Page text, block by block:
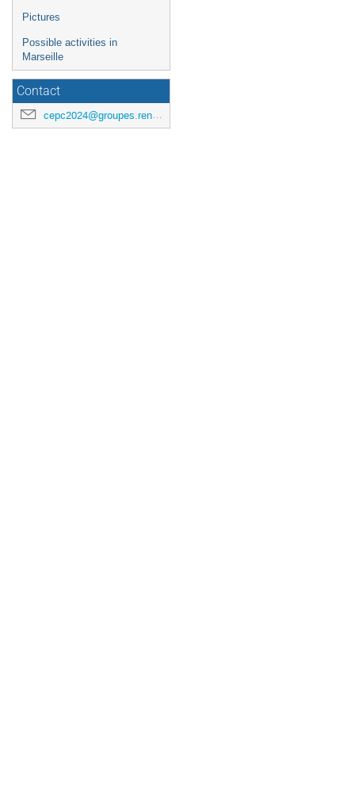
Pictures
Possible activities in
Marseille
Contact
cepc2024@groupes.renater.fr